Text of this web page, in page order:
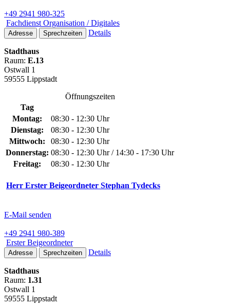
+49 2941 980-325
Fachdienst Organisation / Digitales
Adresse Sprechzeiten Details
Stadthaus
Raum: E.13
Ostwall 1
59555 Lippstadt
Öffnungszeiten
Tag
Montag:
08:30 - 12:30 Uhr
Dienstag:
08:30 - 12:30 Uhr
Mittwoch:
08:30 - 12:30 Uhr
Donnerstag: 08:30 - 12:30 Uhr / 14:30 - 17:30 Uhr
Freitag:
08:30 - 12:30 Uhr
Herr Erster Beigeordneter Stephan Tydecks
E-Mail senden
+49 2941 980-389
Erster Beigeordneter
Adresse Sprechzeiten Details
Stadthaus
Raum: 1.31
Ostwall 1
59555 Lippstadt